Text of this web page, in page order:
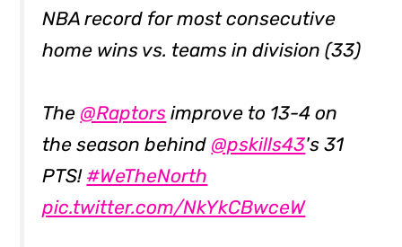
NBA record for most consecutive
home wins vs. teams in division (33)
The @Raptors improve to 13-4 on
the season behind @pskills43's 31
PTS! #WeTheNorth
pic.twitter.com/NkYkCBwceW